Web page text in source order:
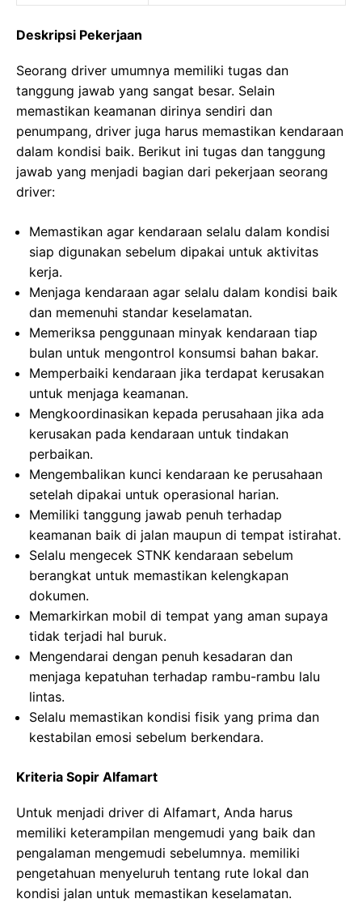
Deskripsi Pekerjaan
Seorang driver umumnya memiliki tugas dan
tanggung jawab yang sangat besar. Selain
memastikan keamanan dirinya sendiri dan
penumpang, driver juga harus memastikan kendaraan
dalam kondisi baik. Berikut ini tugas dan tanggung
jawab yang menjadi bagian dari pekerjaan seorang
driver:
Memastikan agar kendaraan selalu dalam kondisi
siap digunakan sebelum dipakai untuk aktivitas
kerja.
Menjaga kendaraan agar selalu dalam kondisi baik
dan memenuhi standar keselamatan.
Memeriksa penggunaan minyak kendaraan tiap
bulan untuk mengontrol konsumsi bahan bakar.
Memperbaiki kendaraan jika terdapat kerusakan
untuk menjaga keamanan.
Mengkoordinasikan kepada perusahaan jika ada
kerusakan pada kendaraan untuk tindakan
perbaikan.
Mengembalikan kunci kendaraan ke perusahaan
setelah dipakai untuk operasional harian.
Memiliki tanggung jawab penuh terhadap
keamanan baik di jalan maupun di tempat istirahat.
Selalu mengecek STNK kendaraan sebelum
berangkat untuk memastikan kelengkapan
dokumen.
Memarkirkan mobil di tempat yang aman supaya
tidak terjadi hal buruk.
Mengendarai dengan penuh kesadaran dan
menjaga kepatuhan terhadap rambu-rambu lalu
lintas.
Selalu memastikan kondisi fisik yang prima dan
kestabilan emosi sebelum berkendara.
Kriteria Sopir Alfamart
Untuk menjadi driver di Alfamart, Anda harus
memiliki keterampilan mengemudi yang baik dan
pengalaman mengemudi sebelumnya. memiliki
pengetahuan menyeluruh tentang rute lokal dan
kondisi jalan untuk memastikan keselamatan.